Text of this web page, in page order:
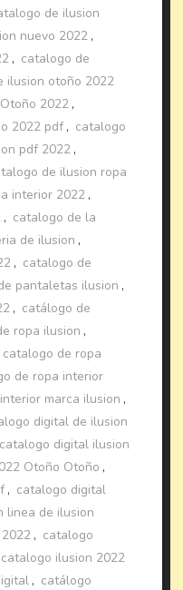
de ilusion
nuevo 2022 ,
, catalogo de
ilusion otoño 2022
2022 ,
2022 pdf , catalogo
pdf 2022 ,
de ilusion ropa
interior 2022 ,
, catalogo de la
de ilusion ,
, catalogo de
pantaletas ilusion ,
, catálogo de
ropa ilusion ,
catalogo de ropa
de ropa interior
marca ilusion ,
digital de ilusion
catalogo digital ilusion
Otoño Otoño ,
, catalogo digital
linea de ilusion
, catalogo
catalogo ilusion 2022
, catálogo